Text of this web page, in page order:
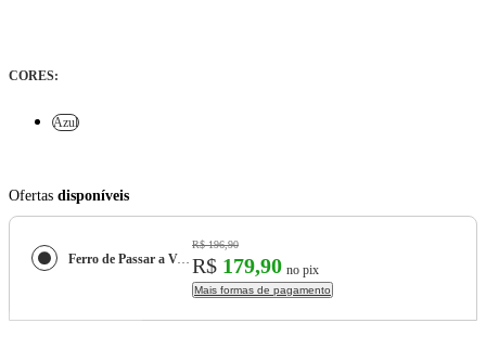
CORES:
Azul
Ofertas disponíveis
Ferro de Passar a Vapor Black Decker FX3060 com Base Antiaderente - Azul e Branco
R$ 196,90
R$ 179,90 no pix
Mais formas de pagamento